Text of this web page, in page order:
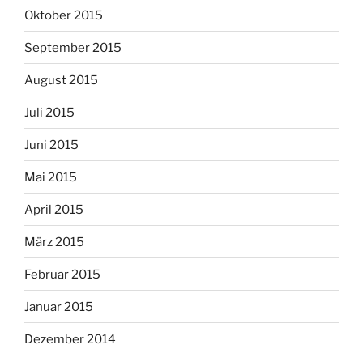
Oktober 2015
September 2015
August 2015
Juli 2015
Juni 2015
Mai 2015
April 2015
März 2015
Februar 2015
Januar 2015
Dezember 2014